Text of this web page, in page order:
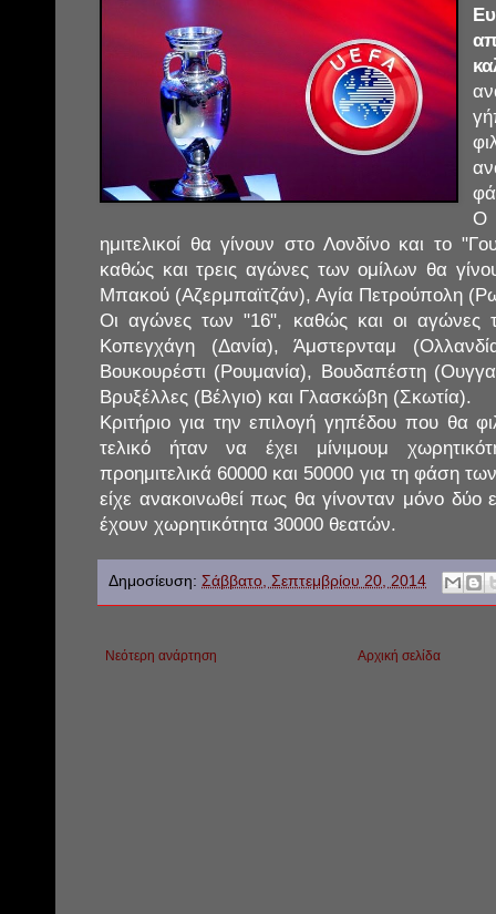
Ο
ημιτελικοί θα γίνουν στο Λονδίνο και το
καθώς και τρεις αγώνες των ομίλων θα
Μπακού (Αζερμπαϊτζάν), Αγία Πετρούπολη
Οι αγώνες των "16", καθώς και οι αγώνες
Κοπεγχάγη (Δανία), Άμστερνταμ
Βουκουρέστι (Ρουμανία), Βουδαπέστη
Βρυξέλλες (Βέλγιο) και Γλασκώβη (Σκωτία).
Κριτήριο για την επιλογή γηπέδου που θα
τελικό ήταν να έχει μίνιμουμ
προημιτελικά 60000 και 50000 για τη φάση
είχε ανακοινωθεί πως θα γίνονταν μόνο δύο
έχουν χωρητικότητα 30000 θεατών.
Δημοσίευση: Σάββατο, Σεπτεμβρίου 20, 2014
Νεότερη ανάρτηση Αρχική σελίδα